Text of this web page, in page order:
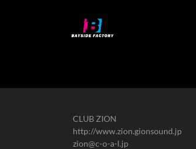
CLUB ZION
http://www.zion.gionsound.jp
zion@c-o-a-l.jp